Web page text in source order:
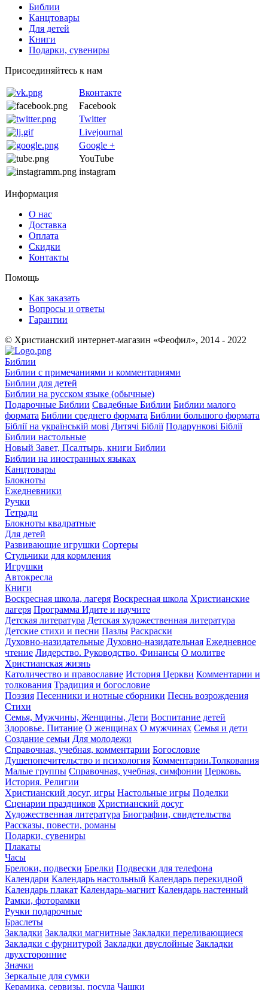
Библии
Канцтовары
Для детей
Книги
Подарки, сувениры
Присоединяйтесь к нам
Вконтакте
Facebook
Twitter
Livejournal
Google +
YouTube
instagram
Информация
О нас
Доставка
Оплата
Скидки
Контакты
Помощь
Как заказать
Вопросы и ответы
Гарантии
© Христианский интернет-магазин «Феофил», 2014 - 2022
Библии
Библии с примечаниями и комментариями
Библии для детей
Библии на русском языке (обычные)
Подарочные Библии Свадебные Библии Библии малого
формата Библии среднего формата Библии большого формата
Біблії на українській мові Дитячі Біблії Подарункові Біблії
Библии настольные
Новый Завет, Псалтырь, книги Библии
Библии на иностранных языках
Канцтовары
Блокноты
Ежедневники
Ручки
Тетради
Блокноты квадратные
Для детей
Развивающие игрушки Сортеры
Стульчики для кормления
Игрушки
Автокресла
Книги
Воскресная школа, лагеря Воскресная школа Христианские
лагеря Программа Идите и научите
Детская литература Детская художественная литература
Детские стихи и песни Пазлы Раскраски
Духовно-назидательные Духовно-назидательная Ежедневное
чтение Лидерство. Руководство. Финансы О молитве
Христианская жизнь
Католичество и православие История Церкви Комментарии и
толкования Традиция и богословие
Поэзия Песенники и нотные сборники Песнь возрождения
Стихи
Семья, Мужчины, Женщины, Дети Воспитание детей
Здоровье. Питание О женщинах О мужчинах Семья и дети
Создание семьи Для молодежи
Справочная, учебная, комментарии Богословие
Душепопечительство и психология Комментарии.Толкования
Малые группы Справочная, учебная, симфонии Церковь.
История. Религии
Христианский досуг, игры Настольные игры Поделки
Сценарии праздников Христианский досуг
Художественная литература Биографии, свидетельства
Рассказы, повести, романы
Подарки, сувениры
Плакаты
Часы
Брелоки, подвески Брелки Подвески для телефона
Календари Календарь настольный Календарь перекидной
Календарь плакат Календарь-магнит Календарь настенный
Рамки, фоторамки
Ручки подарочные
Браслеты
Закладки Закладки магнитные Закладки переливающиеся
Закладки с фурнитурой Закладки двуслойные Закладки
двухсторонние
Значки
Зеркальце для сумки
Керамика, сервизы, посуда Чашки